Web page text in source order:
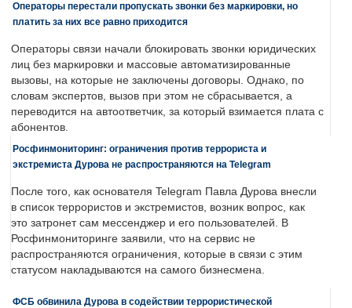
Операторы перестали пропускать звонки без маркировки, но
платить за них все равно приходится
Операторы связи начали блокировать звонки юридических
лиц без маркировки и массовые автоматизированные
вызовы, на которые не заключены договоры. Однако, по
словам экспертов, вызов при этом не сбрасывается, а
переводится на автоответчик, за который взимается плата с
абонентов.
Росфинмониторинг: ограничения против террориста и
экстремиста Дурова не распространяются на Telegram
После того, как основателя Telegram Павла Дурова внесли
в список террористов и экстремистов, возник вопрос, как
это затронет сам мессенджер и его пользователей. В
Росфинмониторинге заявили, что на сервис не
распространяются ограничения, которые в связи с этим
статусом накладываются на самого бизнесмена.
ФСБ обвинила Дурова в содействии террористической